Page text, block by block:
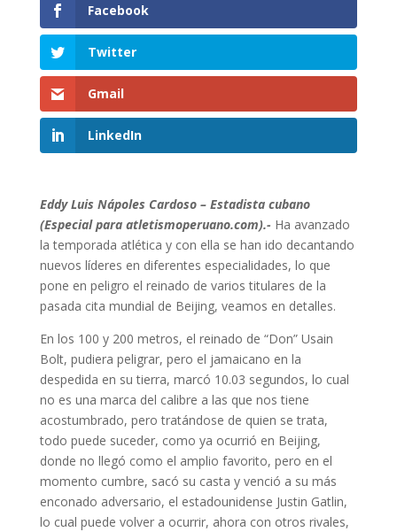
Facebook
Twitter
Gmail
LinkedIn
Eddy Luis Nápoles Cardoso – Estadista cubano
(Especial para atletismoperuano.com).- Ha avanzado
la temporada atlética y con ella se han ido decantando
nuevos líderes en diferentes especialidades, lo que
pone en peligro el reinado de varios titulares de la
pasada cita mundial de Beijing, veamos en detalles.
En los 100 y 200 metros, el reinado de “Don” Usain
Bolt, pudiera peligrar, pero el jamaicano en la
despedida en su tierra, marcó 10.03 segundos, lo cual
no es una marca del calibre a las que nos tiene
acostumbrado, pero tratándose de quien se trata,
todo puede suceder, como ya ocurrió en Beijing,
donde no llegó como el amplio favorito, pero en el
momento cumbre, sacó su casta y venció a su más
enconado adversario, el estadounidense Justin Gatlin,
lo cual puede volver a ocurrir, ahora con otros rivales,